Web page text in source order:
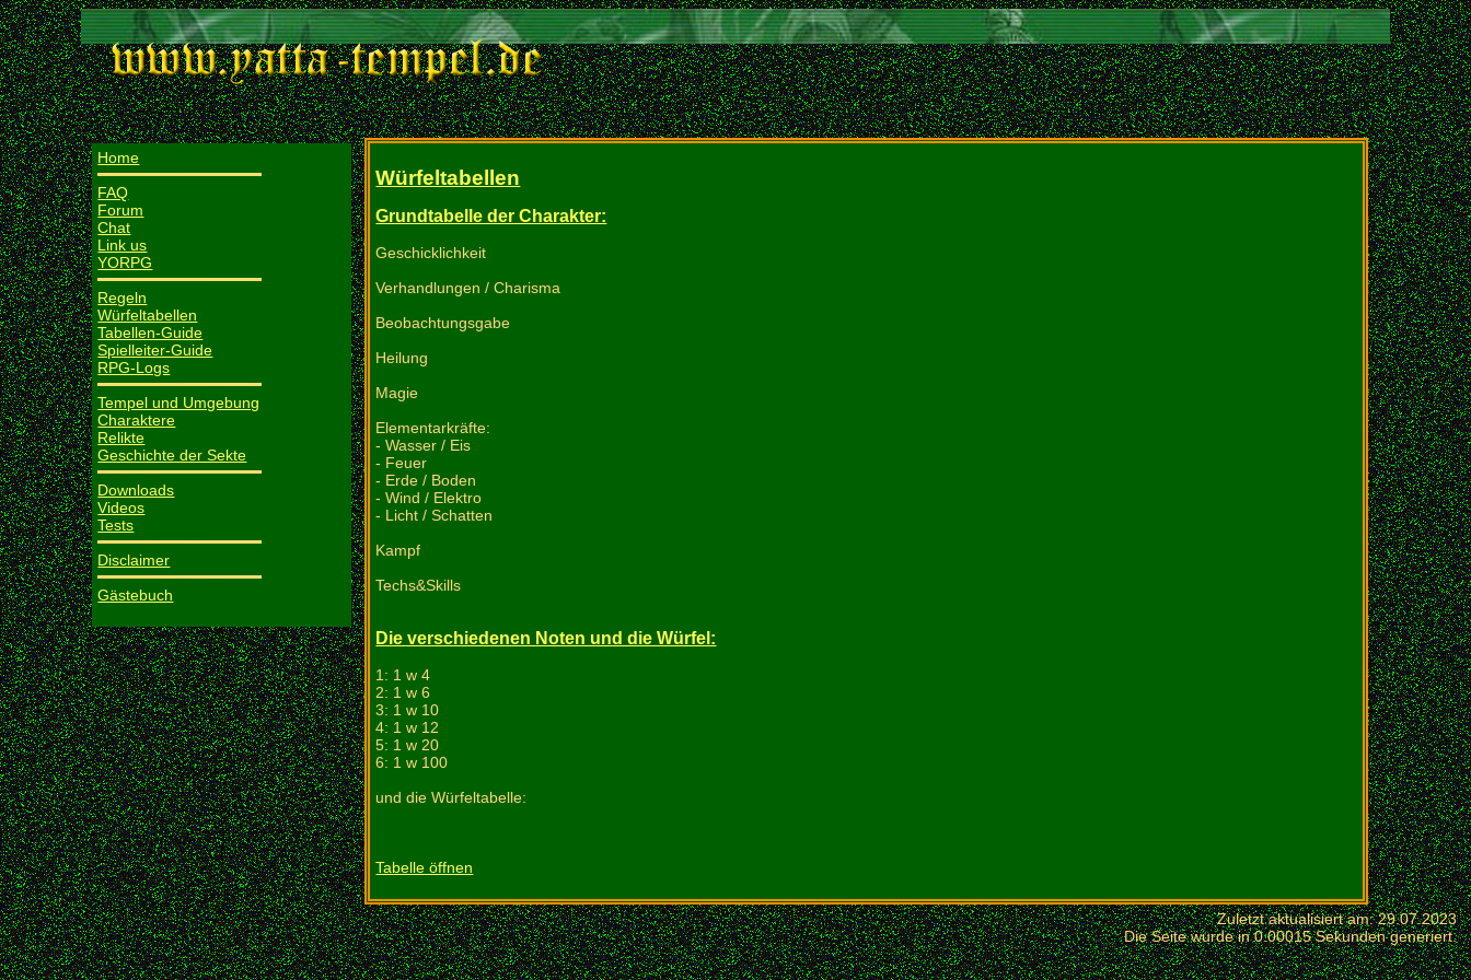
Home
FAQ
Forum
Chat
Link us
YORPG
Regeln
Würfeltabellen
Tabellen-Guide
Spielleiter-Guide
RPG-Logs
Tempel und Umgebung
Charaktere
Relikte
Geschichte der Sekte
Downloads
Videos
Tests
Disclaimer
Gästebuch
Würfeltabellen
Grundtabelle der Charakter:
Geschicklichkeit
Verhandlungen / Charisma
Beobachtungsgabe
Heilung
Magie
Elementarkräfte:
- Wasser / Eis
- Feuer
- Erde / Boden
- Wind / Elektro
- Licht / Schatten
Kampf
Techs&Skills
Die verschiedenen Noten und die Würfel:
1: 1 w 4
2: 1 w 6
3: 1 w 10
4: 1 w 12
5: 1 w 20
6: 1 w 100
und die Würfeltabelle:
Tabelle öffnen
Zuletzt aktualisiert am: 29.07.2023
Die Seite wurde in 0.00015 Sekunden generiert.